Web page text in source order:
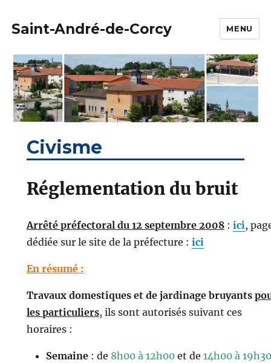
Saint-André-de-Corcy MENU
Civisme
Réglementation du bruit
Arrêté préfectoral du 12 septembre 2008: ici,
dédiée sur le site de la préfecture : ici
En résumé :
Travaux domestiques et de jardinage bruyants
les particuliers, ils sont autorisés suivant ces
horaires :
Semaine: de 8h00 à 12h00et de 14h00 à 19h30